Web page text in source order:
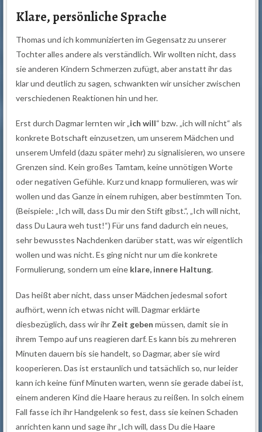
Klare, persönliche Sprache
Thomas und ich kommunizierten im Gegensatz zu unserer
Tochter alles andere als verständlich. Wir wollten nicht, dass
sie anderen Kindern Schmerzen zufügt, aber anstatt ihr das
klar und deutlich zu sagen, schwankten wir unsicher zwischen
verschiedenen Reaktionen hin und her.
Erst durch Dagmar lernten wir „ich will“ bzw. „ich will nicht“ als
konkrete Botschaft einzusetzen, um unserem Mädchen und
unserem Umfeld (dazu später mehr) zu signalisieren, wo unsere
Grenzen sind. Kein großes Tamtam, keine unnötigen Worte
oder negativen Gefühle. Kurz und knapp formulieren, was wir
wollen und das Ganze in einem ruhigen, aber bestimmten Ton.
(Beispiele: „Ich will, dass Du mir den Stift gibst.“, „Ich will nicht,
dass Du Laura weh tust!“) Für uns fand dadurch ein neues,
sehr bewusstes Nachdenken darüber statt, was wir eigentlich
wollen und was nicht. Es ging nicht nur um die konkrete
Formulierung, sondern um eine klare, innere Haltung.
Das heißt aber nicht, dass unser Mädchen jedesmal sofort
aufhört, wenn ich etwas nicht will. Dagmar erklärte
diesbezüglich, dass wir ihr Zeit geben müssen, damit sie in
ihrem Tempo auf uns reagieren darf. Es kann bis zu mehreren
Minuten dauern bis sie handelt, so Dagmar, aber sie wird
kooperieren. Das ist erstaunlich und tatsächlich so, nur leider
kann ich keine fünf Minuten warten, wenn sie gerade dabei ist,
einem anderen Kind die Haare heraus zu reißen. In solch einem
Fall fasse ich ihr Handgelenk so fest, dass sie keinen Schaden
anrichten kann und sage ihr „Ich will, dass Du die Haare